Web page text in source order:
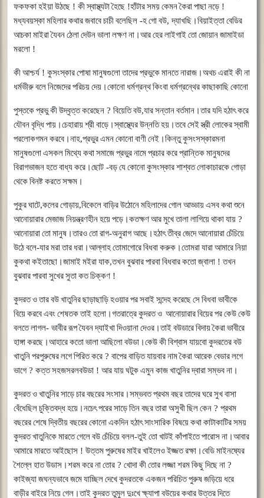
ফকফকাহইয়াউঠছে ! কীস্বাস্থ্যটাহৈছে !হাঁটারসময়কেমনকৈরাপাছানড়ে !
মধ্যবয়স্কামহিলারকথারজবাবেচাচীবলেছিল -হগোবউ,দ্যাখছি।বিয়াইত্তাবেডির
আচকামাইরাযৈবনঠেলাদেউনভালালক্ষণনা।আরহেরলাইগাইতোজোয়ানজামাইডা
মরলো !
কীআশ্চর্য! কুসংস্কারপোষামানুষগুলোতাদেরপ্রভুকেমানতেনারাজ।অথচএরাইকীনা
ধর্মভীরুবলেনিজেদেরপরিচয়দেয়।কোনোধর্মগ্রন্থকিংবাধর্মগ্রন্থেরকাছাকাছিকোনো
পুস্তকেপ্রভুকীউদ্বৃত্তকরেছেন ? বিয়েতিবউ,যারসন্তানবর্তমান।তারযদিহঠাৎকরে
যৌবনবৃদ্ধিপায়।চেহারায়শ্রীবাড়ে।স্বাস্থ্যেরউন্নতিহয়।তবেসেইস্ত্রীলোকেরস্বামী
পরলোকগমনকরবে।নাহ,প্রভুরএমনকোনোবাণীনেই।কিন্তুকুসংসস্কারমনা
মানুষগুলোএসকলমিথ্যেকথাসমাজেপ্রভুরনামেপ্রচারকরেপ্রান্তিকমানুষদের
বিরাগভাজনহতেবাধ্যকরে।ছোট -বড়যেকোনোকুসংস্কারশাশ্বতলোকাচারকেগোড়া
থেকেবিনষ্টকরতেসক্ষম।
পুকুরঘাটে,কলেরগোড়ায়,বিকেলেবাড়িরউঠোনেমহিলাদেরগোলআড্ডায়এসবকথাশুনে
আনোয়ারারমেজাজনিয়ন্ত্রণহীনহয়েপড়ে।কতক্ষণআরমুখেতালালাগিয়েথাকাযায় ?
আনোয়ারাতোমানুষ।তারওতোরাগ-অনুরাগআছে।হঠাৎতীব্রজেদেআনোয়ারাচেঁচিয়ে
উঠেবলে-যারমরাতারধরা।আল্লাহতোমাগোরেবিধবাকরুক।তোমরাযারাআমারেনিয়া
কুকথাকইতাছো।জামাইমইরাযাক,তখনবুঝবারপারবাবিধবারকতোজ্বালা !তখন
বুঝবারপারবাসুখেরসুতাকতচিক্কণ !
কুদরতওতারবউখাতুনিরছাড়াছাড়িহওয়ারপরসবাইসন্দেহকরেছেসেবিধবাভাবীকে
বিয়েকরবেএবং শেষতকতাইহলো।গতরাত্রেকুদরতও আনোয়ারারবিয়েরপরকেউকেউ
বলতেলাগল- ভাবীররূপযৈবনদ্যাইখাদিওয়ানাদেওর।তাইবউডারেবিদায়কৈরাভাবীরে
হাঙ্গাকরছে।আহারেকতোভালাআছিলোবউডা।কেউকীবিশ্বাসযায়বোকুদরতেরবউ
খাতুনিপরপুরুষেরলগেপিরিতকরে ? বাপেরবাড়িতযায়বারনামকৈরাআরেকবেডারলগে
ভাগে ? কত্তসহজসরলবউডা ! আরযায়ঘটুকএমুনকাজখাতুনিরদ্বারাসম্ভবনা।
কুদরতওখাতুনিরসাড়েচারবছরেরসংসার।সম্ভবতপ্রথমবছরতাদেরঘরেসুখবাসা
বেঁধেছিলচুক্তিবদ্ধহয়ে।নচেৎপরেরসাড়েতিনবছরতারাঅসুখীছিলকেন ? প্রথম
বছরেরশেষেদ্বিতীয়বছরেরকোনোএকদিনহঠাৎসাংসারিকবিষয়েকথাকাটাকাটিরসময়
কুদরতখাতুনিকেমারতেগেলেবউচেঁচিয়েবলল-তুইতোখাটইকাঁপাইতেপারোসনা।আবার
আমারেমারতেআইছোস ! উত্তমপুরুষেরমাইরখাইলেওইজ্জতরক্ষা।বেডিমাইনষ্যের
শৈল্লেহাতউডাস।শরমকরেনাতোর ? খোদাকীতোরলজ্জাশরমকিছুদিছেনা ?
কাইজ্যাজঘন্যভাবেজমেযাচ্ছিলদেখেকুদরতকেএকজনপরিচিতপুরুষজড়িয়েধরে
বাড়ীরবাইরেনিয়েগেল।তাইকুদরততুমুলদুঃখেক্ষ্যাপাবউয়েরকথারউত্তরদিতে